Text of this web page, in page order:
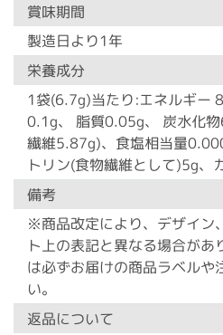
賞味期間
製造日より1年
栄養成分
1袋(6.7g)当たり:エネルギー
0.1g、 脂質0.05g、 炭水化
繊維5.87g)、食塩相当量
トリン(食物繊維として)5g、
備考
※商品改定により、デザイン
ト上の表記と異なる場合があ
は必ずお届けの商品ラベルや
い。
返品について